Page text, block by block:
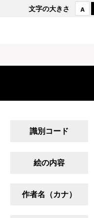
文字の大きさ A
識別コード
絵の内容
作者名（カナ）